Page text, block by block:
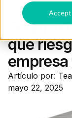
Accept
Gestión
Seguro
qué
Artículo por:
mayo 22, 2025